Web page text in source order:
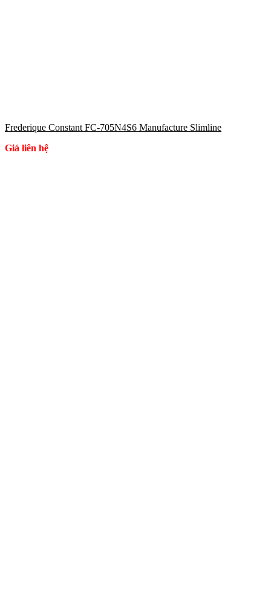
Frederique Constant FC-705N4S6 Manufacture Slimline
Giá liên hệ